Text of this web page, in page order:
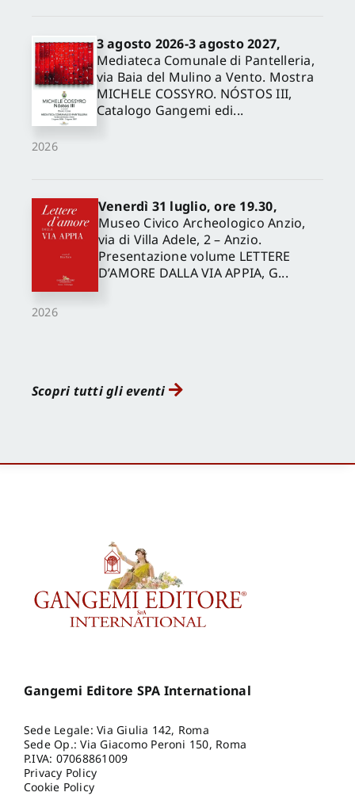
2026
3 agosto 2026-3 agosto 2027,
Mediateca Comunale di Pantelleria,
via Baia del Mulino a Vento. Mostra
MICHELE COSSYRO. NÓSTOS III,
Catalogo Gangemi edi...
2026
Venerdì 31 luglio, ore 19.30,
Museo Civico Archeologico Anzio,
via di Villa Adele, 2 – Anzio.
Presentazione volume LETTERE
D’AMORE DALLA VIA APPIA, G...
Scopri tutti gli eventi
Gangemi Editore SPA International
Sede Legale: Via Giulia 142, Roma
Sede Op.: Via Giacomo Peroni 150, Roma
P.IVA: 07068861009
Privacy Policy
Cookie Policy